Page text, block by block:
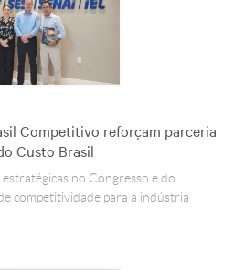
Competitivo reforçam parceria
Custo Brasil
no Congresso e do
competitividade para a indústria